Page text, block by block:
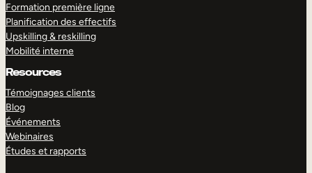
Formation première ligne
Planification des effectifs
Upskilling & reskilling
Mobilité interne
Resources
Témoignages clients
Blog
Événements
Webinaires
Études et rapports